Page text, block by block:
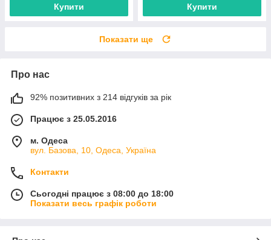
Купити Купити
Показати ще
Про нас
92% позитивних з 214 відгуків за рік
Працює з 25.05.2016
м. Одеса
вул. Базова, 10, Одеса, Україна
Контакти
Сьогодні працює з 08:00 до 18:00
Показати весь графік роботи